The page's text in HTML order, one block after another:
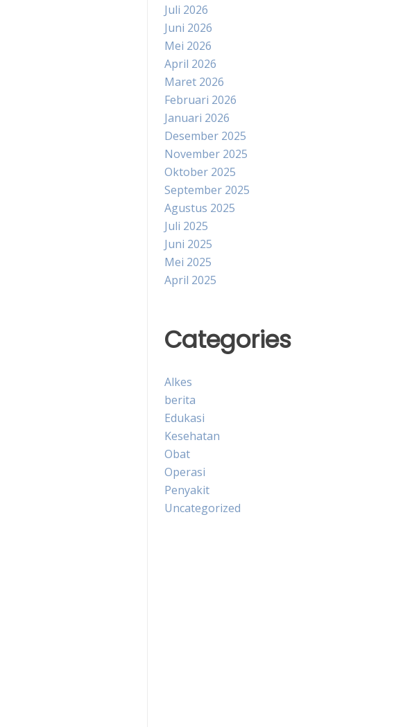
Juli 2026
Juni 2026
Mei 2026
April 2026
Maret 2026
Februari 2026
Januari 2026
Desember 2025
November 2025
Oktober 2025
September 2025
Agustus 2025
Juli 2025
Juni 2025
Mei 2025
April 2025
Categories
Alkes
berita
Edukasi
Kesehatan
Obat
Operasi
Penyakit
Uncategorized